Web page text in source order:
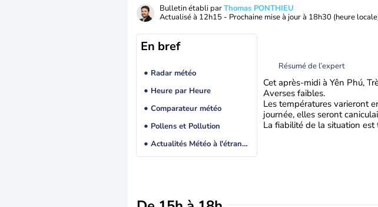
Bulletin établi parThomas PONTHIEU
Actualisé à 12h15 - Prochaine mise à jour à 18h30 (heure
En bref
Radar météo
Heure par Heure
Comparateur météo
Pollens et Pollution
Actualités Météo à l'étranger
Résumé de l’expert
Cet après-midi à Yên Phú,
Averses faibles.
Les températures varieront
journée, elles seront
La fiabilité de la situation est